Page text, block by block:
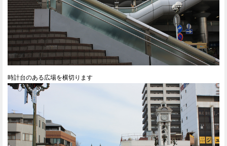
時計台のある広場を横切ります